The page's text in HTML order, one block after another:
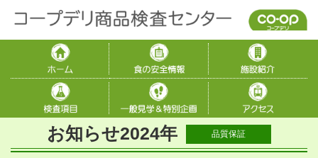
お知らせ2024年 品質保証